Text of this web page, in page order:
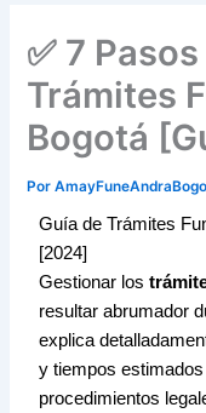
✅ 7
Trámites
Bogotá
Por
Guía de Trámites
[2024]
Gestionar los
resultar abrumador
explica
y tiempos
procedimientos